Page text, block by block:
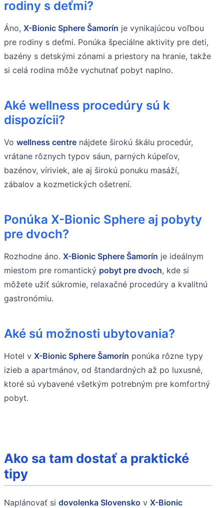
rodiny s deťmi?
Áno, X-Bionic Sphere Šamorín je vynikajúcou voľbou
pre rodiny s deťmi. Ponúka špeciálne aktivity pre deti,
bazény s detskými zónami a priestory na hranie, takže
si celá rodina môže vychutnať pobyt naplno.
Aké wellness procedúry sú k
dispozícii?
Vo wellness centre nájdete širokú škálu procedúr,
vrátane rôznych typov sáun, parných kúpeľov,
bazénov, víriviek, ale aj širokú ponuku masáží,
zábalov a kozmetických ošetrení.
Ponúka X-Bionic Sphere aj pobyty
pre dvoch?
Rozhodne áno. X-Bionic Sphere Šamorín je ideálnym
miestom pre romantický pobyt pre dvoch, kde si
môžete užiť súkromie, relaxačné procedúry a kvalitnú
gastronómiu.
Aké sú možnosti ubytovania?
Hotel v X-Bionic Sphere Šamorín ponúka rôzne typy
izieb a apartmánov, od štandardných až po luxusné,
ktoré sú vybavené všetkým potrebným pre komfortný
pobyt.
Ako sa tam dostať a praktické
tipy
Naplánovať si dovolenka Slovensko v X-Bionic